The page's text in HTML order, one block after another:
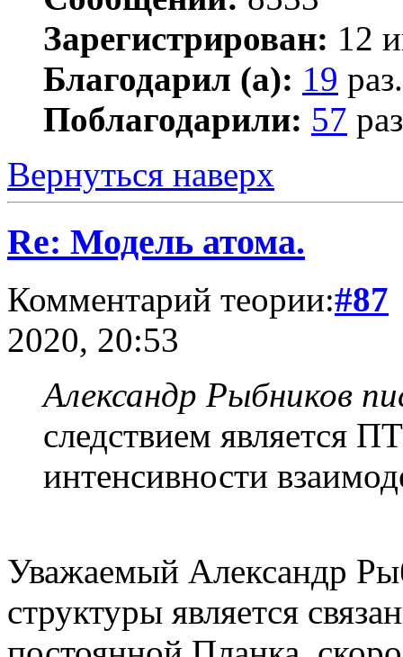
Зарегистрирован: 12
Благодарил (а): 19 раз.
Поблагодарили: 57
Вернуться наверх
Re: Модель атома.
Комментарий теории:#87
2020, 20:53
Александр Рыбников
следствием является
интенсивности
Уважаемый Александр
структуры является